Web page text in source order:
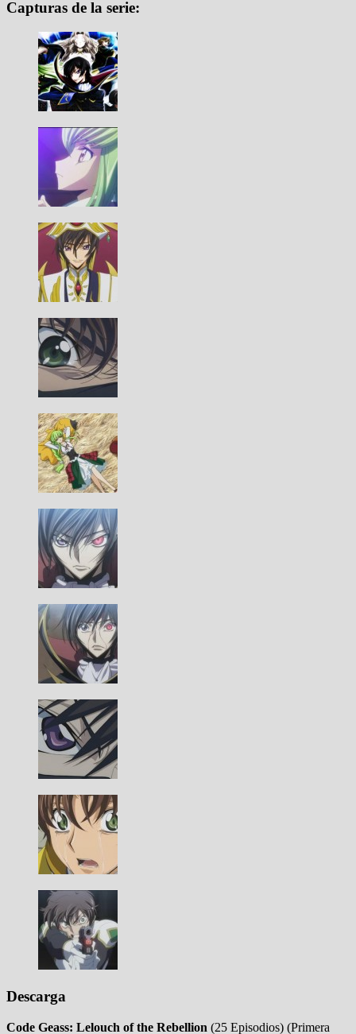
Capturas de la serie:
Descarga
Code Geass: Lelouch of the Rebellion (25 Episodios) (Primera